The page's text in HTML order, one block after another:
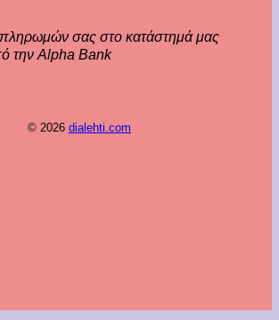
σας στο κατάστημά μας
την Alpha Bank
© 2026 dialehti.com